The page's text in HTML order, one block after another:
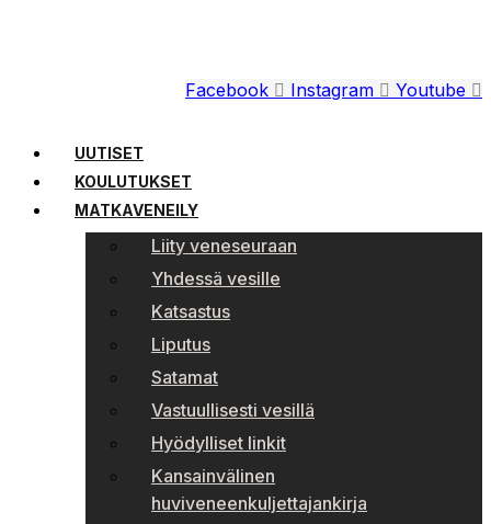
Facebook Instagram Youtube
UUTISET
KOULUTUKSET
MATKAVENEILY
Liity veneseuraan
Yhdessä vesille
Katsastus
Liputus
Satamat
Vastuullisesti vesillä
Hyödylliset linkit
Kansainvälinen
huviveneenkuljettajankirja